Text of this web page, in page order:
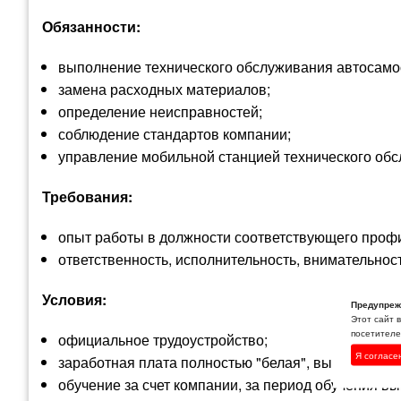
Обязанности:
выполнение технического обслуживания
замена расходных материалов;
определение неисправностей;
соблюдение стандартов компании;
управление мобильной станцией технического
Требования:
опыт работы в должности соответствующего
ответственность, исполнительность,
Условия:
официальное трудоустройство;
заработная плата полностью "белая",
обучение за счет компании, за период обучения
Этот сайт
Я